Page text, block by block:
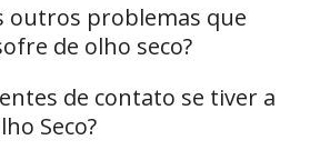
outros problemas que
de olho seco?
de contato se tiver a
Seco?